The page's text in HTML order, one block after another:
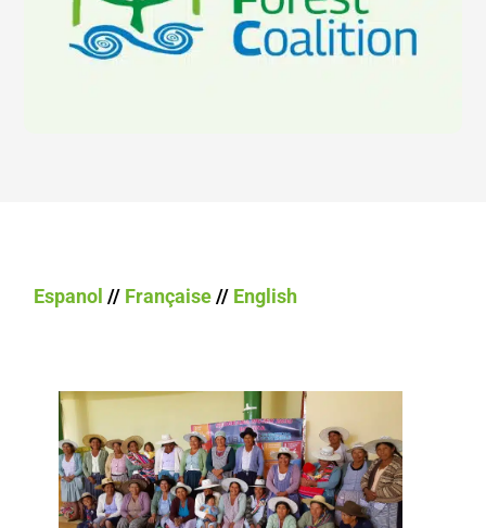
Espanol // Française// English